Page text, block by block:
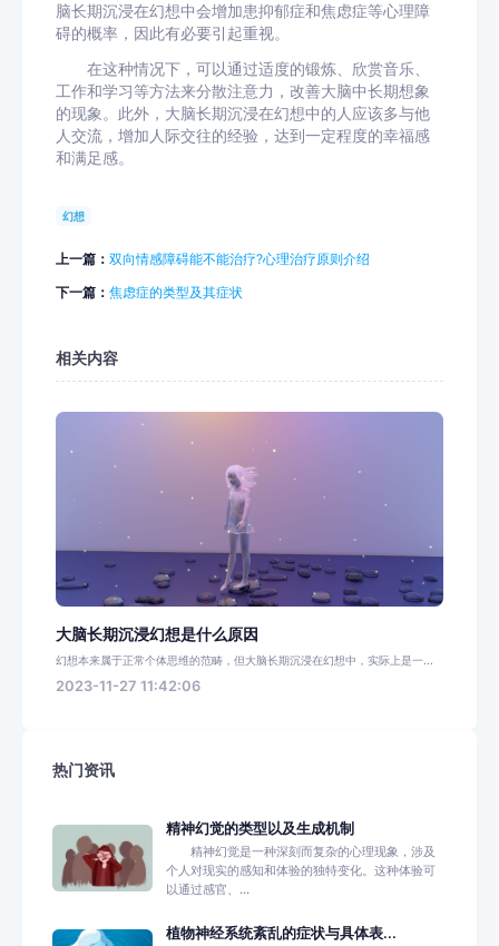
脑长期沉浸在幻想中会增加患抑郁症和焦虑症等心理障
碍的概率，因此有必要引起重视。
在这种情况下，可以通过适度的锻炼、欣赏音乐、
工作和学习等方法来分散注意力，改善大脑中长期想象
的现象。此外，大脑长期沉浸在幻想中的人应该多与他
人交流，增加人际交往的经验，达到一定程度的幸福感
和满足感。
幻想
上一篇： 双向情感障碍能不能治疗?心理治疗原则介绍
下一篇： 焦虑症的类型及其症状
相关内容
大脑长期沉浸幻想是什么原因
幻想本来属于正常个体思维的范畴，但大脑长期沉浸在幻想中，实际上是一...
2023-11-27 11:42:06
热门资讯
精神幻觉的类型以及生成机制
精神幻觉是一种深刻而复杂的心理现象，涉及
个人对现实的感知和体验的独特变化。这种体验可
以通过感官、...
植物神经系统紊乱的症状与具体表...